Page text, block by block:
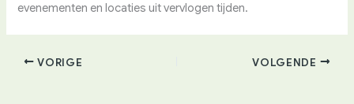
evenementen en locaties uit vervlogen tijden.
VORIGE VOLGENDE